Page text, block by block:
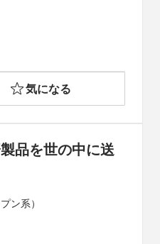
気になる
品を世の中に送
ン系）